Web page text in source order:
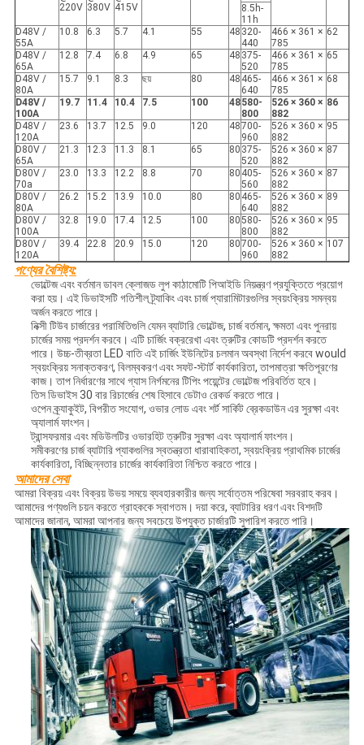
220V 380V 415V
8.5h-
11h
D48V /
55A
10.8 6.3 5.7 4.1 55 48 320-
440
466 × 361 ×
785
62
D48V /
65A
12.8 7.4 6.8 4.9 65 48 375-
520
466 × 361 ×
785
65
D48V /
80A
15.7 9.1 8.3 ছয় 80 48 465-
640
466 × 361 ×
785
68
D48V /
100A
19.7 11.4 10.4 7.5 100 48580-
800
526 × 360 ×
882
86
D48V /
120A
23.6 13.7 12.5 9.0 120 48700-
960
526 × 360 ×
882
95
D80V /
65A
21.3 12.3 11.3 8.1 65 80 375-
520
526 × 360 ×
882
87
D80V /
70a
23.0 13.3 12.2 8.8 70 80 405-
560
526 × 360 ×
882
87
D80V /
80A
26.2 15.2 13.9 10.0 80 80 465-
640
526 × 360 ×
882
89
D80V /
100A
32.8 19.0 17.4 12.5 100 80580-
800
526 × 360 ×
882
95
D80V /
120A
39.4 22.8 20.9 15.0 120 80700-
960
526 × 360 ×
882
107
পণ্যের বৈশিষ্ট্য:
ভোল্টেজ এবং বর্তমান ডাবল ক্লোজড লুপ কাঠামোটি পিআইডি নিয়ন্ত্রণ প্রযুক্তিতে প্রয়োগ
করা হয়। এই ডিভাইসটি গতিশীল ট্র্যাকিং এবং চার্জ প্যারামিটারগুলির স্বয়ংক্রিয় সমন্বয়
অর্জন করতে পারে।
নিক্সী টিউব চার্জারের পরামিতিগুলি যেমন ব্যাটারি ভোল্টেজ, চার্জ বর্তমান, ক্ষমতা এবং পুনরায়
চার্জের সময় প্রদর্শন করবে। এটি চার্জিং বক্ররেখা এবং ত্রুটির কোডটি প্রদর্শন করতে
পারে। উচ্চ-তীব্রতা LED বাতি এই চার্জিং ইউনিটের চলমান অবস্থা নির্দেশ করবে would
স্বয়ংক্রিয় সনাক্তকরণ, বিলম্বকরণ এবং সফট-স্টার্ট কার্যকারিতা, তাপমাত্রা ক্ষতিপূরণের
কাজ। তাপ নির্ধারণের সাথে গ্যাস নির্গমনের টিপিং পয়েন্টের ভোল্টেজ পরিবর্তিত হবে।
তিস ডিভাইস 30 বার রিচার্জের শেষ হিসাবে ডেটাও রেকর্ড করতে পারে।
ওপেন ক্র্যাকুইট, বিপরীত সংযোগ, ওভার লোড এবং শর্ট সার্কিট ব্রেকডাউন এর সুরক্ষা এবং
অ্যালার্ম ফাংশন।
ট্রান্সফরমার এবং মডিউলটির ওভারহিট ত্রুটির সুরক্ষা এবং অ্যালার্ম ফাংশন।
সমীকরণের চার্জ ব্যাটারি প্যাকগুলির স্বতন্ত্রতা ধারাবাহিকতা, স্বয়ংক্রিয় প্রাথমিক চার্জের
কার্যকারিতা, বিচ্ছিন্নতার চার্জের কার্যকারিতা নিশ্চিত করতে পারে।
আমাদের সেবা
আমরা বিক্রয় এবং বিক্রয় উভয় সময়ে ব্যবহারকারীর জন্য সর্বোত্তম পরিষেবা সরবরাহ করব।
আমাদের পণ্যগুলি চয়ন করতে গ্রাহককে স্বাগতম। দয়া করে, ব্যাটারির ধরণ এবং বিশদটি
আমাদের জানান, আমরা আপনার জন্য সবচেয়ে উপযুক্ত চার্জারটি সুপারিশ করতে পারি।